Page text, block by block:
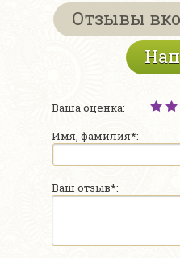
Отзывы
Ваша оценка:
Имя, фамилия*:
Ваш отзыв*: